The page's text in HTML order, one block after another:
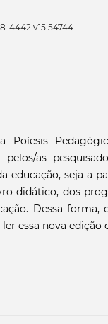
4442.v15.54744
Poíesis
pelos/as
educação, seja a
didático, dos
Dessa forma,
essa nova edição